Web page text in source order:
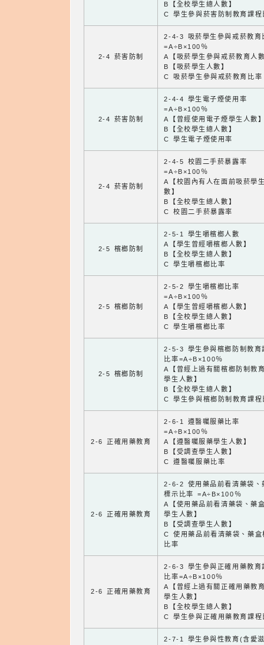
B【全校學生總人數】
C 學生參與菸害防制教育課程
2-4 菸害防制
2-4-3 吸菸學生參與戒菸教育
=A÷B×100％
A【吸菸學生參與戒菸教育人
B【吸菸學生人數】
C 吸菸學生參與戒菸教育比率
2-4 菸害防制
2-4-4 學生電子煙使用率
=A÷B×100％
A【曾經使用電子煙學生人數
B【全校學生總人數】
C 學生電子煙使用率
2-4 菸害防制
2-4-5 校園二手菸暴露率
=A÷B×100％
A【校園內有人在面前吸菸學
數】
B【全校學生總人數】
C 校園二手菸暴露率
2-5 檳榔防制
2-5-1 學生嚼檳榔人數
A【學生曾經嚼檳榔人數】
B【全校學生總人數】
C 學生嚼檳榔比率
2-5 檳榔防制
2-5-2 學生嚼檳榔比率
=A÷B×100％
A【學生曾經嚼檳榔人數】
B【全校學生總人數】
C 學生嚼檳榔比率
2-5 檳榔防制
2-5-3 學生參與檳榔防制教育
比率=A÷B×100％
A【曾經上過有關檳榔防制教
學生人數】
B【全校學生總人數】
C 學生參與檳榔防制教育課程
2-6 正確用藥教育
2-6-1 遵醫囑服藥比率
=A÷B×100％
A【遵醫囑服藥學生人數】
B【受調查學生人數】
C 遵醫囑服藥比率
2-6 正確用藥教育
2-6-2 使用藥品前看清藥袋、
標示比率 =A÷B×100％
A【使用藥品前看清藥袋、藥
學生人數】
B【受調查學生人數】
C 使用藥品前看清藥袋、藥盒
比率
2-6 正確用藥教育
2-6-3 學生參與正確用藥教育
比率=A÷B×100％
A【曾經上過有關正確用藥教
學生人數】
B【全校學生總人數】
C 學生參與正確用藥教育課程
2-7-1 學生參與性教育(含愛